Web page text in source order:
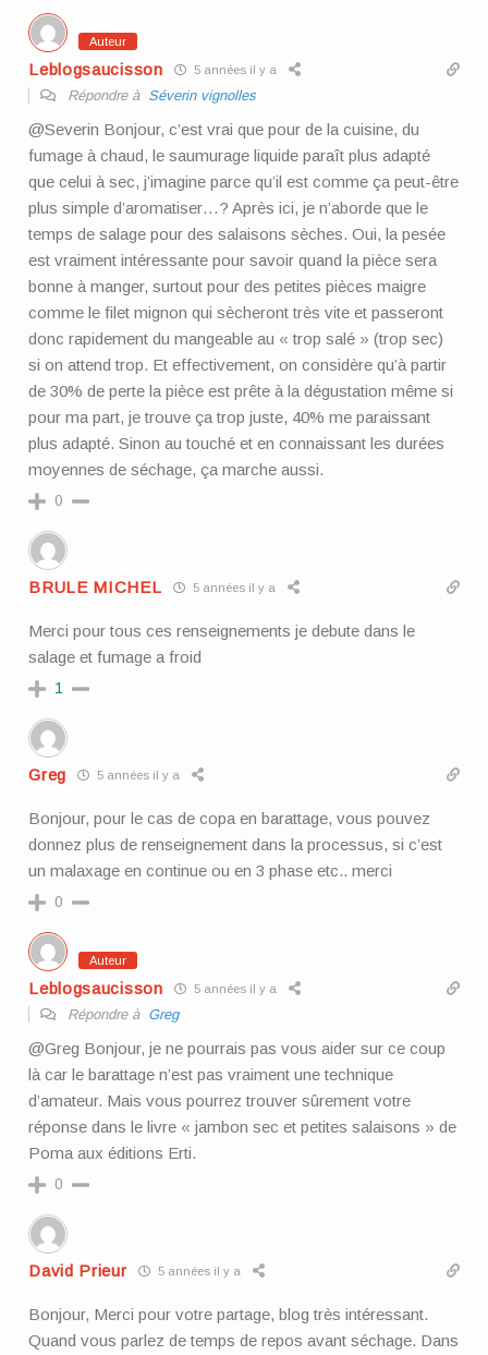
Auteur
Leblogsaucisson 5 années il y a
Répondre à Séverin vignolles
@Severin Bonjour, c’est vrai que pour de la cuisine, du
fumage à chaud, le saumurage liquide paraît plus adapté
que celui à sec, j’imagine parce qu’il est comme ça peut-être
plus simple d’aromatiser…? Après ici, je n’aborde que le
temps de salage pour des salaisons sèches. Oui, la pesée
est vraiment intéressante pour savoir quand la pièce sera
bonne à manger, surtout pour des petites pièces maigre
comme le filet mignon qui sècheront très vite et passeront
donc rapidement du mangeable au « trop salé » (trop sec)
si on attend trop. Et effectivement, on considère qu’à partir
de 30% de perte la pièce est prête à la dégustation même si
pour ma part, je trouve ça trop juste, 40% me paraissant
plus adapté. Sinon au touché et en connaissant les durées
moyennes de séchage, ça marche aussi.
0
BRULE MICHEL 5 années il y a
Merci pour tous ces renseignements je debute dans le
salage et fumage a froid
1
Greg 5 années il y a
Bonjour, pour le cas de copa en barattage, vous pouvez
donnez plus de renseignement dans la processus, si c’est
un malaxage en continue ou en 3 phase etc.. merci
0
Auteur
Leblogsaucisson 5 années il y a
Répondre à Greg
@Greg Bonjour, je ne pourrais pas vous aider sur ce coup
là car le barattage n’est pas vraiment une technique
d’amateur. Mais vous pourrez trouver sûrement votre
réponse dans le livre « jambon sec et petites salaisons » de
Poma aux éditions Erti.
0
David Prieur 5 années il y a
Bonjour, Merci pour votre partage, blog très intéressant.
Quand vous parlez de temps de repos avant séchage. Dans